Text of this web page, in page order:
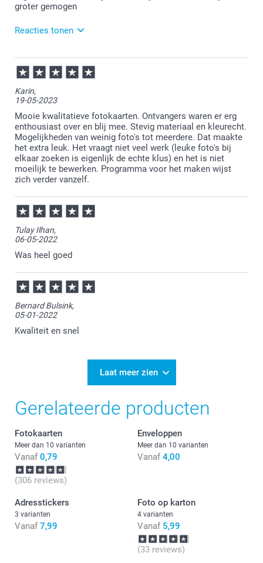
groter gemogen
Reacties tonen
23-07-2025
10:44
Bedankt voor je review. Fijn om te lezen dat je
eens meenemen als tip. Wij wensen je veel plezier
van je bestelling!
Karin,
19-05-2023
Mooie kwalitatieve fotokaarten. Ontvangers waren er erg
enthousiast over en blij mee. Stevig materiaal en kleurecht.
Mogelijkheden van weinig foto's tot meerdere. Dat maakte
het extra leuk. Het vraagt niet veel werk (leuke foto's bij
elkaar zoeken is eigenlijk de echte klus) en het is niet
moeilijk te bewerken. Programma voor het maken wijst
zich verder vanzelf.
Tulay Ilhan,
06-05-2022
Was heel goed
Bernard Bulsink,
05-01-2022
Kwaliteit en snel
Laat meer zien
Gerelateerde producten
Fotokaarten
Meer dan 10 varianten
Vanaf 0,79
(306 reviews)
Enveloppen
Meer dan 10 varianten
Vanaf 4,00
Adresstickers
3 varianten
Vanaf 7,99
Foto op karton
4 varianten
Vanaf 5,99
(33 reviews)